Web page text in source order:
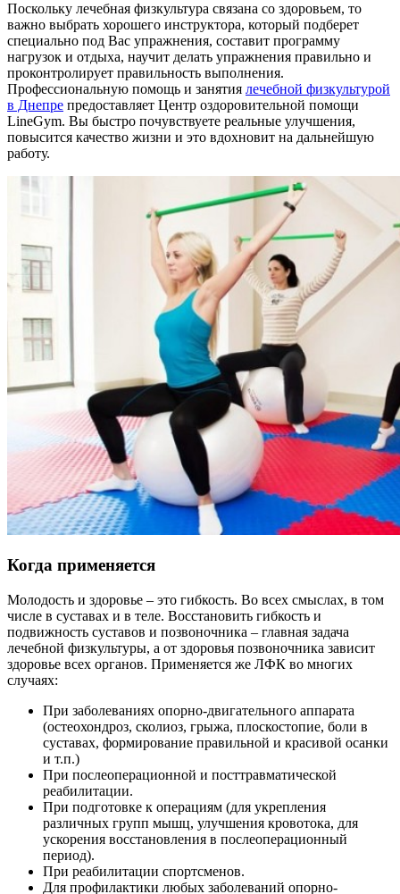
Поскольку лечебная физкультура связана со здоровьем, то
важно выбрать хорошего инструктора, который подберет
специально под Вас упражнения, составит программу
нагрузок и отдыха, научит делать упражнения правильно и
проконтролирует правильность выполнения.
Профессиональную помощь и занятия лечебной физкультурой
в Днепре предоставляет Центр оздоровительной помощи
LineGym. Вы быстро почувствуете реальные улучшения,
повысится качество жизни и это вдохновит на дальнейшую
работу.
Когда применяется
Молодость и здоровье – это гибкость. Во всех смыслах, в том
числе в суставах и в теле. Восстановить гибкость и
подвижность суставов и позвоночника – главная задача
лечебной физкультуры, а от здоровья позвоночника зависит
здоровье всех органов. Применяется же ЛФК во многих
случаях:
При заболеваниях опорно-двигательного аппарата
(остеохондроз, сколиоз, грыжа, плоскостопие, боли в
суставах, формирование правильной и красивой осанки
и т.п.)
При послеоперационной и посттравматической
реабилитации.
При подготовке к операциям (для укрепления
различных групп мышц, улучшения кровотока, для
ускорения восстановления в послеоперационный
период).
При реабилитации спортсменов.
Для профилактики любых заболеваний опорно-